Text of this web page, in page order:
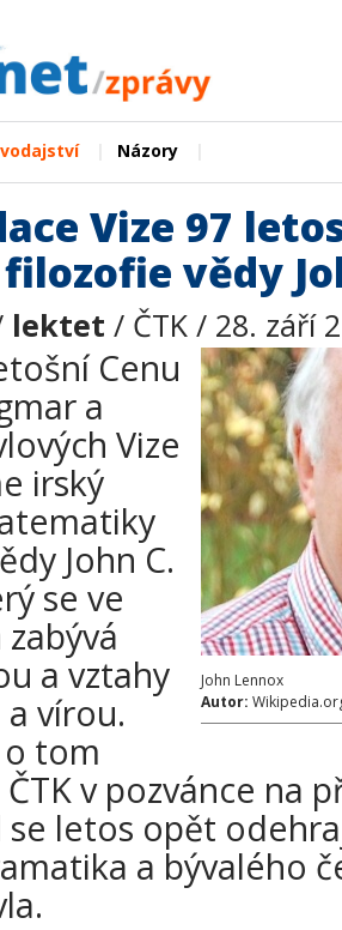
Názory
Vize 97
vědy
lektet / ČTK / 28. září
John Lennox
Autor:
Cenu
a
Vize
irský
John C.
se ve
a vztahy
vírou.
tom
v pozvánce na
se letos opět
a bývalého